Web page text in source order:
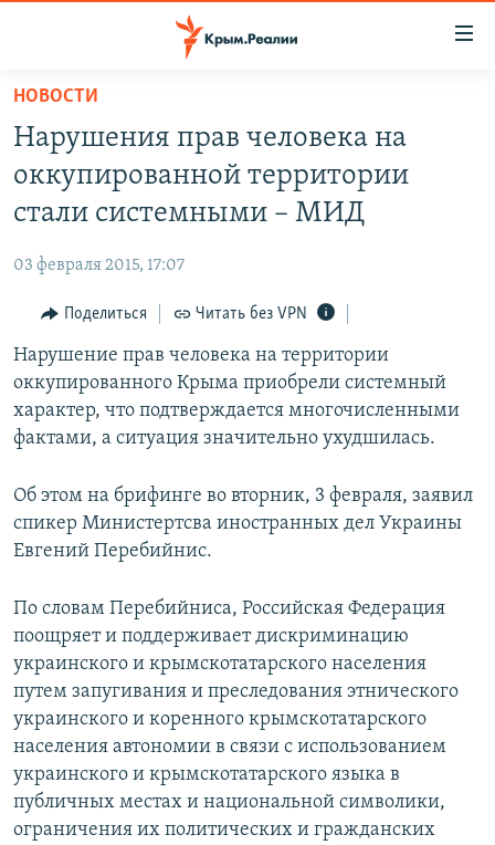
Вернуться
основному
содержанию
Вернутся
главной
навигации
Вернутся
поиску
СПЕЦПРОЕКТЫ
11 ЛЕТ ОККУПАЦИИ КРЫМА. 11 ИСТОРИЙ СОПРОТИВЛЕНИЯ
ВОДА
ЕЩЕ
ИНТЕРАКТИВ
ИНФОГРАФИКА
ТЕЛЕПРОЕКТ КРЫМ.РЕАЛИИ
СОВЕТЫ ПРАВОЗАЩИТНИКОВ
ПОБЕДИТЕЛЕЙ НЕ СУДЯТ?
КРЫМ.НЕПОКОРЕННЫЙ
УКРАИНСКАЯ ПРОБЛЕМА КРЫМА
РАДІО СВОБОДА
КАК ОБОЙТИ БЛОКИРОВКУ
Українською
Qırımtatar
ПРИСОЕДИНЯЙТЕСЬ!
Все сайты RFE/RL
НОВОСТИ
Нарушения прав человека на
оккупированной территории
стали системными – МИД
03 февраля 2015, 17:07
Поделиться Читать без VPN
Нарушение прав человека на территории
оккупированного Крыма приобрели системный
характер, что подтверждается многочисленными
фактами, а ситуация значительно ухудшилась.
Об этом на брифинге во вторник, 3 февраля, заявил
спикер Министертсва иностранных дел Украины
Евгений Перебийнис.
По словам Перебийниса, Российская Федерация
поощряет и поддерживает дискриминацию
украинского и крымскотатарского населения
путем запугивания и преследования этнического
украинского и коренного крымскотатарского
населения автономии в связи с использованием
украинского и крымскотатарского языка в
публичных местах и национальной символики,
ограничения их политических и гражданских